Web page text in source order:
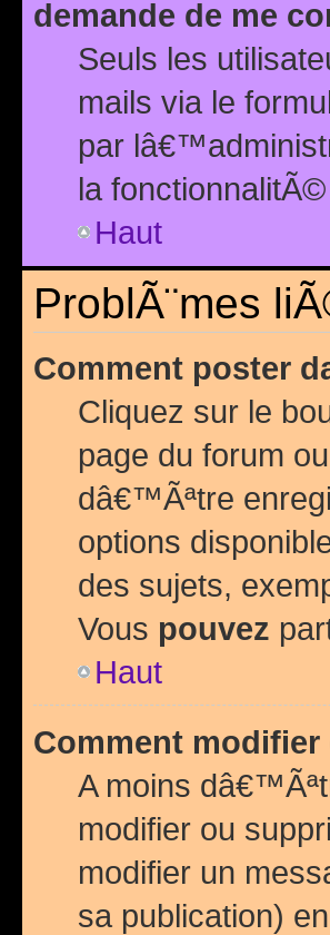
demande de me
Seuls les
mails via le
par
la
Haut
ProblÃ¨mes
Comment poster
Cliquez sur le
page du forum
dâ€™Ãªtre
options
des sujets,
Vous pouvez
Haut
Comment
A moins
modifier ou
modifier un
sa publication)